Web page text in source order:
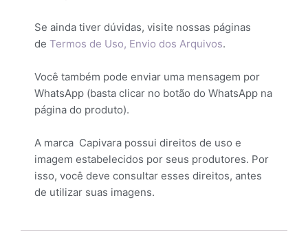
Se ainda tiver dúvidas, visite nossas páginas
de Termos de Uso, Envio dos Arquivos.
Você também pode enviar uma mensagem por
WhatsApp (basta clicar no botão do WhatsApp na
página do produto).
A marca Capivara possui direitos de uso e
imagem estabelecidos por seus produtores. Por
isso, você deve consultar esses direitos, antes
de utilizar suas imagens.